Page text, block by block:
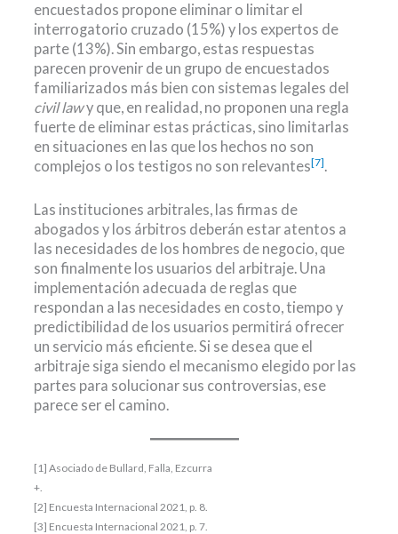
encuestados propone eliminar o limitar el
interrogatorio cruzado (15%) y los expertos de
parte (13%). Sin embargo, estas respuestas
parecen provenir de un grupo de encuestados
familiarizados más bien con sistemas legales del
civil lawy que, en realidad, no proponen una regla
fuerte de eliminar estas prácticas, sino limitarlas
en situaciones en las que los hechos no son
complejos o los testigos no son relevantes[7].
Las instituciones arbitrales, las firmas de
abogados y los árbitros deberán estar atentos a
las necesidades de los hombres de negocio, que
son finalmente los usuarios del arbitraje. Una
implementación adecuada de reglas que
respondan a las necesidades en costo, tiempo y
predictibilidad de los usuarios permitirá ofrecer
un servicio más eficiente. Si se desea que el
arbitraje siga siendo el mecanismo elegido por las
partes para solucionar sus controversias, ese
parece ser el camino.
[1] Asociado de Bullard, Falla, Ezcurra
+.
[2] Encuesta Internacional 2021, p. 8.
[3] Encuesta Internacional 2021, p. 7.